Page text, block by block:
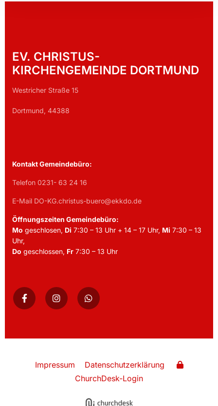
EV. CHRISTUS-
KIRCHENGEMEINDE DORTMUND
Westricher Straße 15
Dortmund, 44388
Kontakt Gemeindebüro:
Telefon 0231- 63 24 16
E-Mail DO-KG.christus-buero@ekkdo.de
Öffnungszeiten Gemeindebüro:
Mo geschlosen, Di 7:30 – 13 Uhr + 14 – 17 Uhr, Mi 7:30 – 13
Uhr,
Do geschlossen, Fr 7:30 – 13 Uhr
Impressum
Datenschutzerklärung
ChurchDesk-Login